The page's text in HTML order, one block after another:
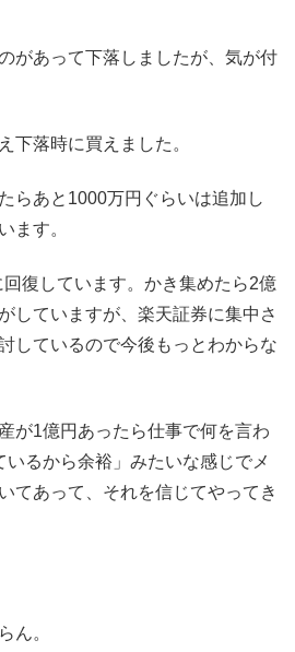
があって下落しましたが、気が付
下落時に買えました。
らあと1000万円ぐらいは追加し
ます。
復しています。かき集めたら2億
していますが、楽天証券に集中さ
しているので今後もっとわからな
が1億円あったら仕事で何を言わ
るから余裕」みたいな感じでメ
てあって、それを信じてやってき
ん。